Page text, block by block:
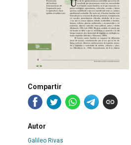
Compartir
Autor
Galileo Rivas